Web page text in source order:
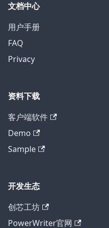
文档中心
用户手册
FAQ
Privacy
资料下载
客户端软件
Demo
Sample
开发生态
创芯工坊
PowerWriter官网